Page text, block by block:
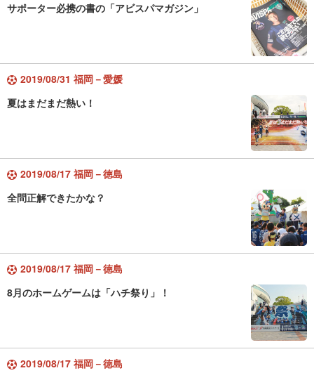
サポーター必携の書の「アビスパマガジン」
2019/08/31 福岡－愛媛
夏はまだまだ熱い！
2019/08/17 福岡－徳島
全問正解できたかな？
2019/08/17 福岡－徳島
8月のホームゲームは「ハチ祭り」！
2019/08/17 福岡－徳島